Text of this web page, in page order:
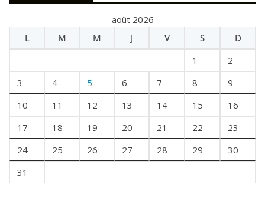
I
U
F
S
août 2026
L
M M J V S
D
1
2
3
4 5 6 7 8
9
10
11 12 13 14 15
16
17
18 19 20 21 22
23
24
25 26 27 28 29
30
31